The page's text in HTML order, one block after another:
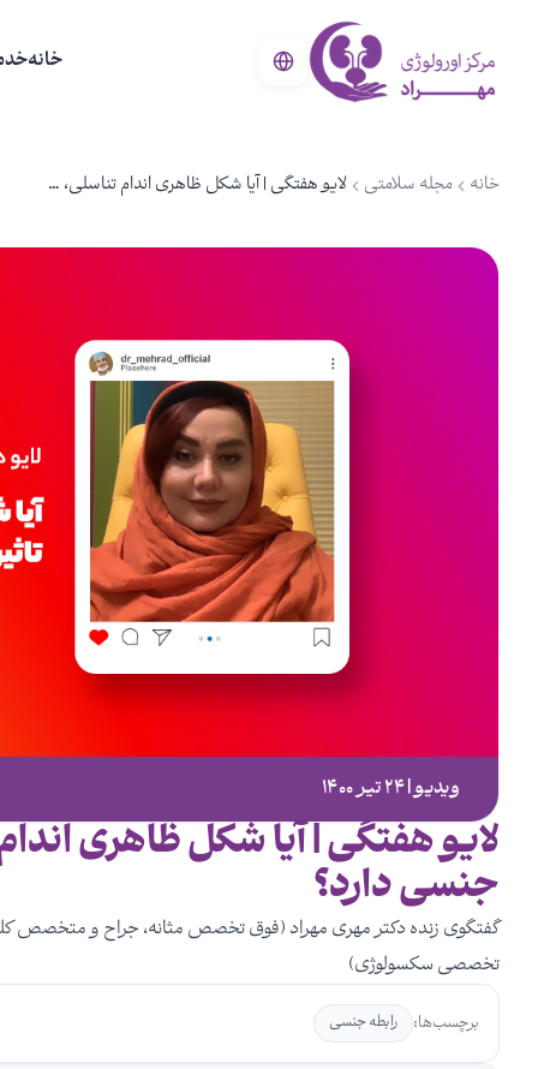
خانه
خانه مجله سلامتی لایو هفتگی | آیا شکل ظاهری اندام تناسلی، تاثیری بر کیفیت رابطه جنسی دارد؟
ویدیو | ۲۴ تیر ۱۴۰۰
لایو هفتگی | آیا شکل ظاهری
جنسی دارد؟
گفتگوی زنده دکتر مهری مهراد (فوق تخصص مثانه، جراح و متخصص
تخصصی سکسولوژی)
برچسب‌ها: رابطه جنسی